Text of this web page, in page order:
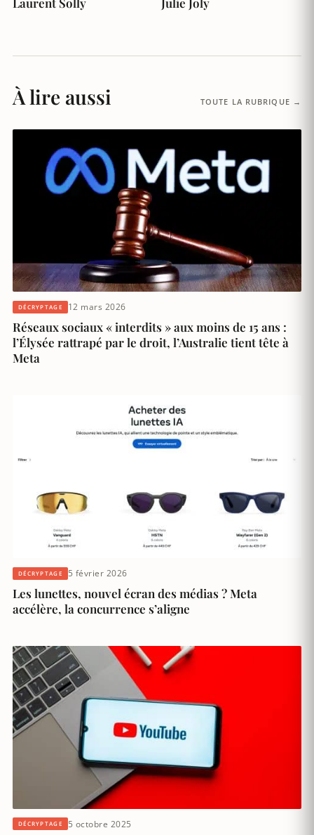
À lire aussi TOUTE LA RUBRIQUE →
DÉCRYPTAGE 12 mars 2026
Réseaux sociaux « interdits » aux moins de 15 ans :
l’Élysée rattrapé par le droit, l’Australie tient tête à
Meta
DÉCRYPTAGE 5 février 2026
Les lunettes, nouvel écran des médias ? Meta
accélère, la concurrence s’aligne
DÉCRYPTAGE 5 octobre 2025